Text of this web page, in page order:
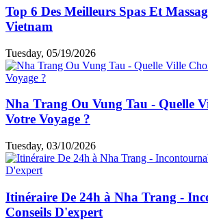
Top 6 Des Meilleurs Spas Et
Vietnam
Tuesday, 05/19/2026
Nha Trang Ou Vung Tau - Quelle
Votre Voyage ?
Tuesday, 03/10/2026
Itinéraire De 24h à Nha Trang -
Conseils D'expert